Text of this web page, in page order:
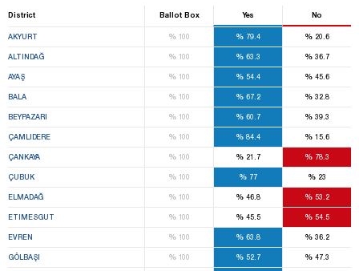
District Ballot Box Yes No
AKYURT %100 % 79.4 % 20.6
ALTINDAĞ %100 % 63.3 % 36.7
AYAŞ %100 % 54.4 % 45.6
BALA %100 % 67.2 % 32.8
BEYPAZARI %100 % 60.7 % 39.3
ÇAMLIDERE %100 % 84.4 % 15.6
ÇANKAYA %100 % 21.7 % 78.3
ÇUBUK %100 % 77 % 23
ELMADAĞ %100 % 46.8 % 53.2
ETIMESGUT %100 % 45.5 % 54.5
EVREN %100 % 63.8 % 36.2
GÖLBAŞI %100 % 52.7 % 47.3